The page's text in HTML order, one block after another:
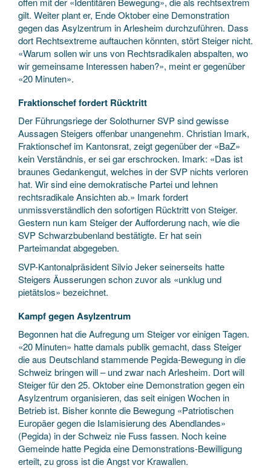
gilt. Weiter plant er, Ende Oktober eine Demonstration
gegen das Asylzentrum in Arlesheim durchzuführen. Dass
dort Rechtsextreme auftauchen könnten, stört Steiger nicht.
«Warum sollen wir uns von Rechtsradikalen abspalten, wo
wir gemeinsame Interessen haben?», meint er gegenüber
«20 Minuten».
Fraktionschef fordert Rücktritt
Der Führungsriege der Solothurner SVP sind gewisse
Aussagen Steigers offenbar unangenehm. Christian Imark,
Fraktionschef im Kantonsrat, zeigt gegenüber der «BaZ»
kein Verständnis, er sei gar erschrocken. Imark: «Das ist
braunes Gedankengut, welches in der SVP nichts verloren
hat. Wir sind eine demokratische Partei und lehnen
rechtsradikale Ansichten ab.» Imark fordert
unmissverständlich den sofortigen Rücktritt von Steiger.
Gestern nun kam Steiger der Aufforderung nach, wie die
SVP Schwarzbubenland bestätigte. Er hat sein
Parteimandat abgegeben.
SVP-Kantonalpräsident Silvio Jeker seinerseits hatte
Steigers Äusserungen schon zuvor als «unklug und
pietätslos» bezeichnet.
Kampf gegen Asylzentrum
Begonnen hat die Aufregung um Steiger vor einigen Tagen.
«20 Minuten» hatte damals publik gemacht, dass Steiger
die aus Deutschland stammende Pegida-Bewegung in die
Schweiz bringen will – und zwar nach Arlesheim. Dort will
Steiger für den 25. Oktober eine Demonstration gegen ein
Asylzentrum organisieren, das seit einigen Wochen in
Betrieb ist. Bisher konnte die Bewegung «Patriotischen
Europäer gegen die Islamisierung des Abendlandes»
(Pegida) in der Schweiz nie Fuss fassen. Noch keine
Gemeinde hatte Pegida eine Demonstrations-Bewilligung
erteilt, zu gross ist die Angst vor Krawallen.